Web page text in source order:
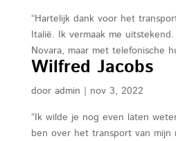
“Hartelijk dank voor het
Italië. Ik vermaak me
Novara, maar met telefonische
Wilfred Jacobs
door admin | nov 3, 2022
“Ik wilde je nog even laten
ben over het transport van mijn